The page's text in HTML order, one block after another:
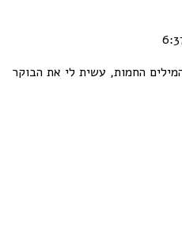
החמות, עשית לי את הבוקר